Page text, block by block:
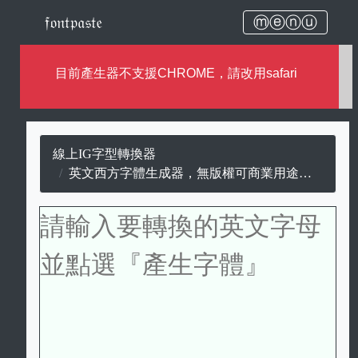
𝔣𝔬𝔫𝔱𝔭𝔞𝔰𝔱𝔢 ⓜⓔⓝⓤ
目前產生器不支援CHROME，請改用safari
線上IG字型轉換器
英文西方字體生成器，無版權可商業用途的西方字。